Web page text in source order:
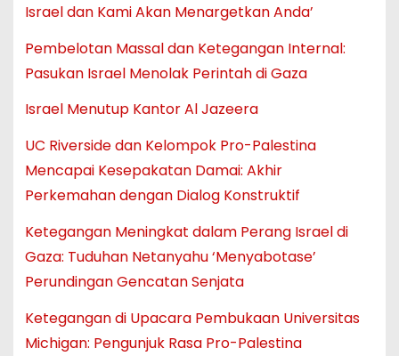
Israel dan Kami Akan Menargetkan Anda’
Pembelotan Massal dan Ketegangan Internal:
Pasukan Israel Menolak Perintah di Gaza
Israel Menutup Kantor Al Jazeera
UC Riverside dan Kelompok Pro-Palestina
Mencapai Kesepakatan Damai: Akhir
Perkemahan dengan Dialog Konstruktif
Ketegangan Meningkat dalam Perang Israel di
Gaza: Tuduhan Netanyahu ‘Menyabotase’
Perundingan Gencatan Senjata
Ketegangan di Upacara Pembukaan Universitas
Michigan: Pengunjuk Rasa Pro-Palestina